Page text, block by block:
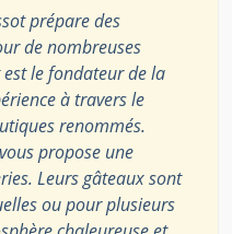
prépare des
de nombreuses
le fondateur de la
à travers le
renommés.
propose une
Leurs gâteaux sont
ou pour plusieurs